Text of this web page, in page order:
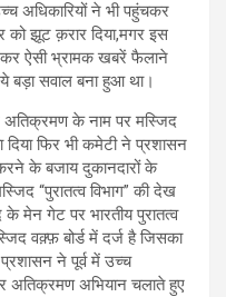
अधिकारियों ने भी पहुंचकर
झूट क़रार दिया,मगर इस
ऐसी भ्रामक खबरें फैलाने
ये बड़ा सवाल बना हुआ था।
के नाम पर मस्जिद
दिया फिर भी कमेटी ने प्रशासन
के बजाय दुकानदारों के
“पुरातत्व विभाग” की देख
मेन गेट पर भारतीय पुरातत्व
वक़्फ़ बोर्ड में दर्ज है जिसका
ने पूर्व में उच्च
अतिक्रमण अभियान चलाते हुए